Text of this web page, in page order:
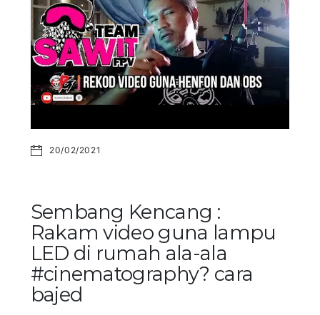
20/02/2021
Sembang Kencang :
Rakam video guna lampu
LED di rumah ala-ala
#cinematography? cara
bajed